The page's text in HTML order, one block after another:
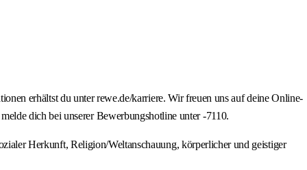
erhältst du unter rewe.de/karriere. Wir freuen uns auf deine Online-
dich bei unserer Bewerbungshotline unter -7110.
Herkunft, Religion/Weltanschauung, körperlicher und geistiger